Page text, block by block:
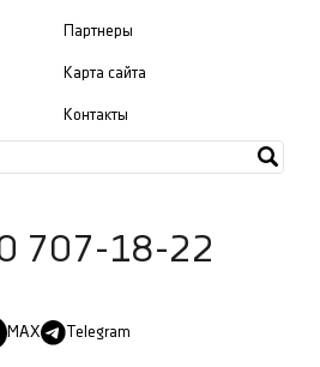
Партнеры
Карта сайта
Контакты
707-18-22
MAX Telegram